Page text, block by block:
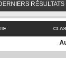
RÉSULTATS